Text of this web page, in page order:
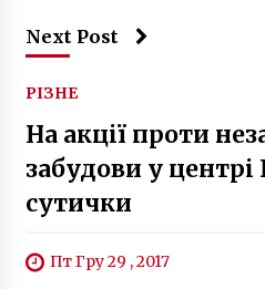
Next Post
РІЗНЕ
На акції проти
забудови у центрі
сутички
Пт Гру 29 , 2017